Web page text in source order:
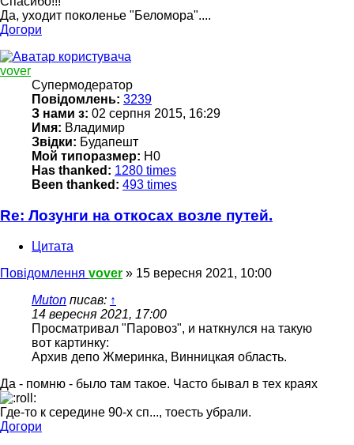
Да, уходит поколенье "Беломора"....
Догори
vover
Супермодератор
Повідомлень: 3239
З нами з: 02 серпня 2015, 16:29
Имя: Владимир
Звідки: Будапешт
Мой типоразмер: H0
Has thanked: 1280 times
Been thanked: 493 times
Re: Лозунги на откосах возле путей.
Цитата
Повідомлення vover » 15 вересня 2021, 10:00
Muton писав: ↑
14 вересня 2021, 17:00
Просматривал "Паровоз", и наткнулся на такую
вот картинку:
Архив депо Жмеринка, Винницкая область.
Да - помню - было там такое. Часто бывал в тех краях
Где-то к середине 90-х сп..., тоесть убрали.
Догори